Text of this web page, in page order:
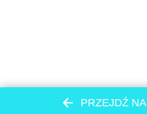
PRZEJDŹ NA